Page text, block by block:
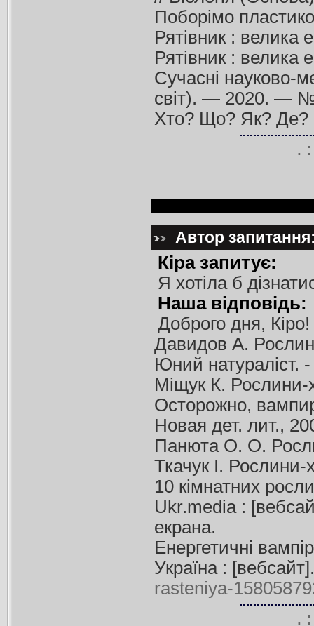
Поборімо
Рятівник :
Рятівник :
Сучасні науково-
світ). — 2020. —
Хто? Що? Як? Де?
Автор
Кіра запитує:
Я хотіла б
Наша відповідь:
Доброго дня,
Давидов А.
Юний
Міщук К. Рослини-
Осторожно,
Новая дет. лит.,
Панюта О. О.
Ткачук І.
10 кімнатних
Ukr.media :
екрана.
Енергетичні
Україна :
rasteniya-